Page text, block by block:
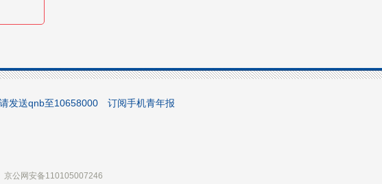
在为其寻找领养者，而且...
江镇立尔村今日继续采取...
发送qnb至10658000 订阅手机青年报
公网安备110105007246